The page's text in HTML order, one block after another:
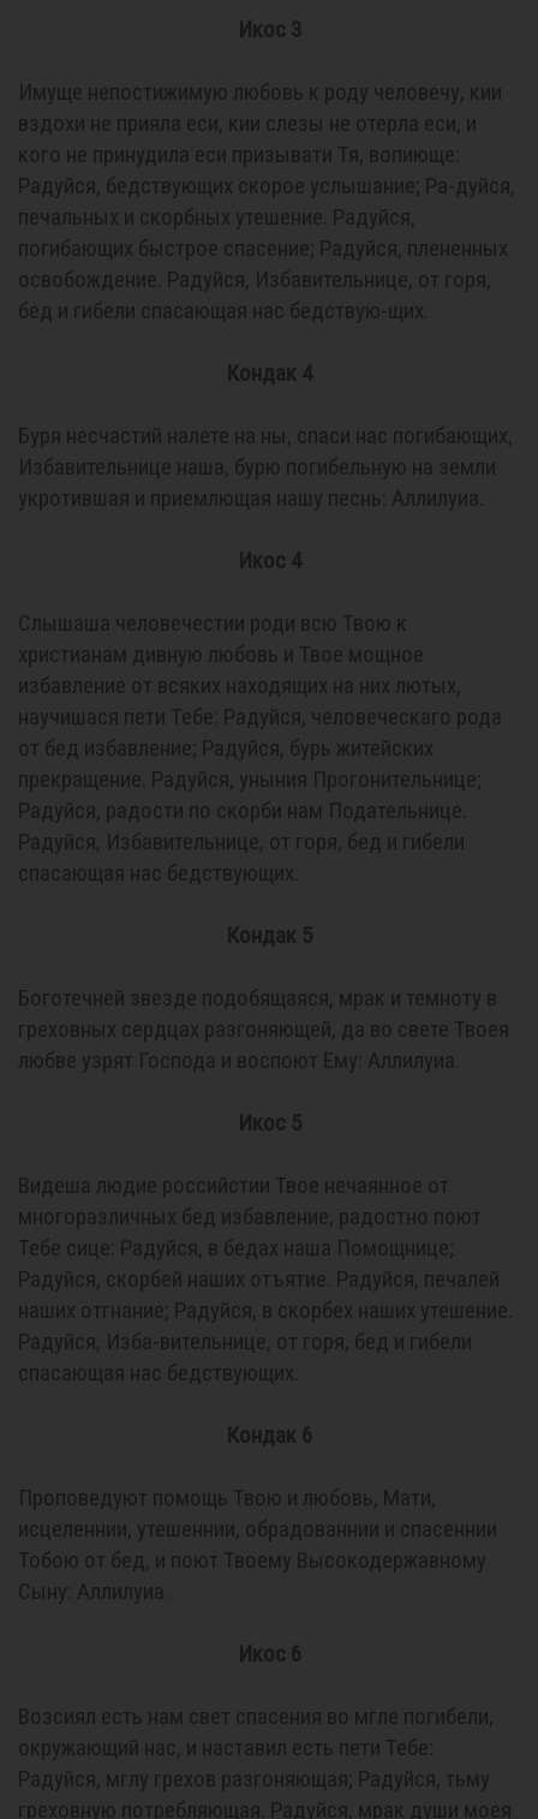
Икос 3
Имуще непостижимую любовь к роду человечу, кии
вздохи не прияла еси, кии слезы не отерла еси, и
кого не принудила еси призывати Тя, вопиюще:
Радуйся, бедствующих скорое услышание; Ра-дуйся,
печальных и скорбных утешение. Радуйся,
погибающих быстрое спасение; Радуйся, плененных
освобождение. Радуйся, Избавительнице, от горя,
бед и гибели спасающая нас бедствую-щих.
Кондак 4
Буря несчастий налете на ны, спаси нас погибающих,
Избавительнице наша, бурю погибельную на земли
укротившая и приемлющая нашу песнь: Аллилуиа.
Икос 4
Слышаша человечестии роди всю Твою к
христианам дивную любовь и Твое мощное
избавление от всяких находящих на них лютых,
научишася пети Тебе: Радуйся, человеческаго рода
от бед избавление; Радуйся, бурь житейских
прекращение. Радуйся, уныния Прогонительнице;
Радуйся, радости по скорби нам Подательнице.
Радуйся, Избавительнице, от горя, бед и гибели
спасающая нас бедствующих.
Кондак 5
Боготечней звезде подобящаяся, мрак и темноту в
греховных сердцах разгоняющей, да во свете Твоея
любве узрят Господа и воспоют Ему: Аллилуиа.
Икос 5
Видеша людие российстии Твое нечаянное от
многоразличных бед избавление, радостно поют
Тебе сице: Радуйся, в бедах наша Помощнице;
Радуйся, скорбей наших отъятие. Радуйся, печалей
наших отгнание; Радуйся, в скорбех наших утешение.
Радуйся, Изба-вительнице, от горя, бед и гибели
спасающая нас бедствующих.
Кондак 6
Проповедуют помощь Твою и любовь, Мати,
исцеленнии, утешеннии, обрадованнии и спасеннии
Тобою от бед, и поют Твоему Высокодержавному
Сыну: Аллилуиа.
Икос 6
Возсиял есть нам свет спасения во мгле погибели,
окружающий нас, и наставил есть пети Тебе:
Радуйся, мглу грехов разгоняющая; Радуйся, тьму
греховную потребляющая. Радуйся, мрак души моея